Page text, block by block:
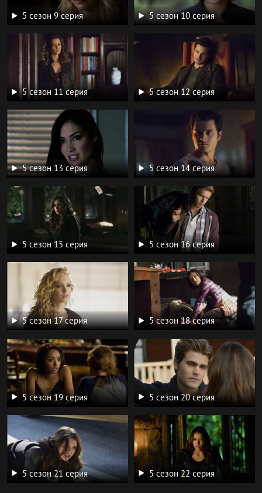
5 сезон 9 серия 5 сезон 10 серия
5 сезон 11 серия 5 сезон 12 серия
5 сезон 13 серия 5 сезон 14 серия
5 сезон 15 серия 5 сезон 16 серия
5 сезон 17 серия 5 сезон 18 серия
5 сезон 19 серия 5 сезон 20 серия
5 сезон 21 серия 5 сезон 22 серия